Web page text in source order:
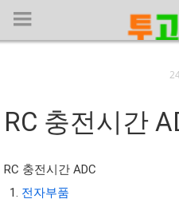
대문
회사명 :
RC 충전시간
RC 충전시간 ADC
전자부품